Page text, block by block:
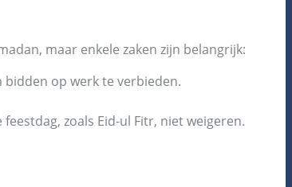
maar enkele zaken zijn belangrijk:
bidden op werk te verbieden.
zoals Eid-ul Fitr, niet weigeren.